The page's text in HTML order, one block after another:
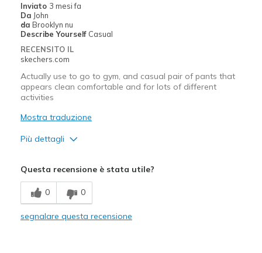
Work
Sizing
Inviato 3 mesi fa
Da John
da Brooklyn nu
Describe Yourself Casual
RECENSITO IL
skechers.com
Actually use to go to gym, and casual pair of pants that
appears clean comfortable and for lots of different
activities
Mostra traduzione
Più dettagli
Comfortable
Stylish
Questa recensione è stata utile?
0 0
segnalare questa recensione